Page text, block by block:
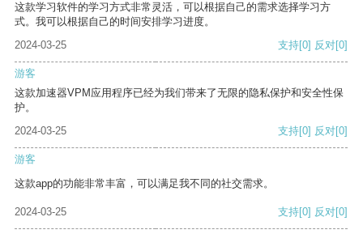
这款学习软件的学习方式非常灵活，可以根据自己的需求选择学习方
式。我可以根据自己的时间安排学习进度。
2024-03-25
支持[0] 反对[0]
游客
这款加速器VPM应用程序已经为我们带来了无限的隐私保护和安全性保
护。
2024-03-25
支持[0] 反对[0]
游客
这款app的功能非常丰富，可以满足我不同的社交需求。
2024-03-25 支持[0] 反对[0]